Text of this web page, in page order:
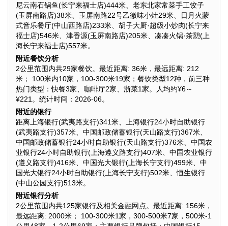
尼云南石锅鱼(长宁来福士店)444米、老东北家常菜手工饺子
(玉屏南路店)38米、玉屏南路22号乙徽味小灶29米、日月火蒙
式音乐餐厅(中山西路店)233米、胡子大厨·超级小炒肉(长宁来
福士店)546米、津香源(玉屏南路店)205米、凑凑火锅·茶憩(上
海长宁来福士店)557米。
附近餐饮分析
2公里范围内共29家餐饮。最近距离: 36米，最远距离: 212
米； 100米内10家，100-300米19家；餐饮类型12种，前三种
热门类型：快餐3家、咖啡厅2家、浙菜1家。人均约¥6～
¥221。统计时间：2026-06。
附近的银行
距离上海银行(武夷路支行)341米、上海银行24小时自助银行
(武夷路支行)357米、中国邮政储蓄银行(天山路支行)367米、
中国邮政储蓄银行24小时自助银行(天山路支行)376米、中国农
业银行24小时自助银行(上海遵义路支行)407米、中国农业银行
(遵义路支行)416米、中国光大银行(上海长宁支行)499米、中
国光大银行24小时自助银行(上海长宁支行)502米、恒生银行
(中山公园支行)513米。
附近银行分析
2公里范围内共125家银行及相关金融网点。最近距离: 156米，
最远距离: 2000米； 100-300米1家，300-500米7家，500米-1